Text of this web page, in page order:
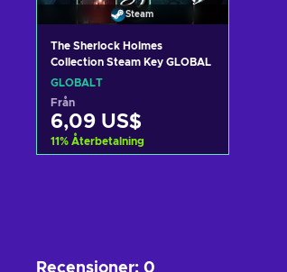
Steam
The Sherlock Holmes
Collection Steam Key GLOBAL
GLOBALT
Från
6,09 US$
11% Återbetalning
Recensioner: 0